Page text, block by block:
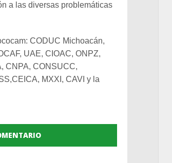
a las diversas problemáticas
CODUC Michoacán,
UAE, CIOAC, ONPZ,
CNPA, CONSUCC,
MXXI, CAVI y la